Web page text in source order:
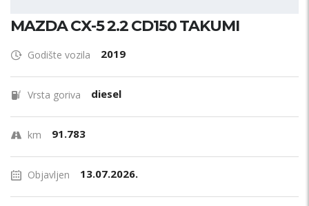
MAZDA CX-5 2.2 CD150 TAKUMI
Godište vozila 2019
Vrsta goriva diesel
km 91.783
Objavljen 13.07.2026.